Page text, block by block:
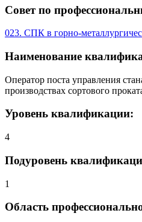
Совет по
023. СПК в горно-
Наименование
Оператор поста управления
производствах сортового
Уровень квалификации:
4
Подуровень
1
Область